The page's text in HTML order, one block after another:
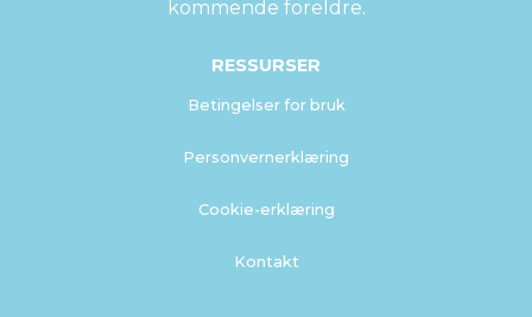
kommende foreldre.
RESSURSER
Betingelser for bruk
Personvernerklæring
Cookie-erklæring
Kontakt